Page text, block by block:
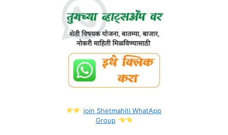
join Shetmahiti WhatApp
Group